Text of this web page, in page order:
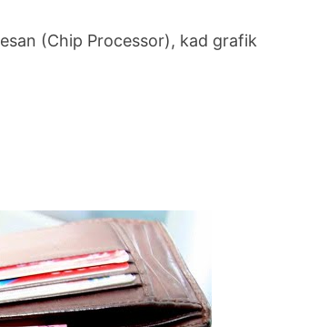
(Chip Processor), kad grafik